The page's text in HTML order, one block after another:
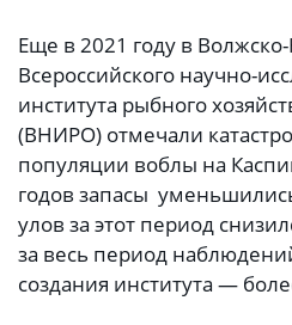
Еще в 2021 году в
Всероссийского научно-
института рыбного
(ВНИРО) отмечали
популяции воблы на
годов запасы
улов за этот период
за весь период
создания института —